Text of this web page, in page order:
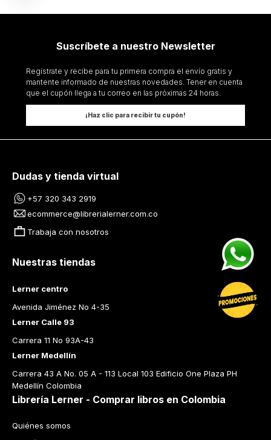
Suscríbete a nuestro Newsletter
Regístrate y recibe para tu primera compra el envío gratis y
mantente informado de nuestras novedades. Tener en cuenta
que el cupón llega a tu correo en las próximas 24 horas.
¡Haz clic para recibir tu cupón!
Dudas y tienda virtual
+57 320 343 2919
ecommerce@librerialerner.com.co
Trabaja con nosotros
Nuestras tiendas
Lerner centro
Avenida Jiménez No 4-35
Lerner Calle 93
Carrera 11 No 93A-43
Lerner Medellín
Carrera 43 A No. 05 A - 113 Local 103 Edificio One Plaza PH
Medellín Colombia
Librería Lerner - Comprar libros en Colombia
Quiénes somos